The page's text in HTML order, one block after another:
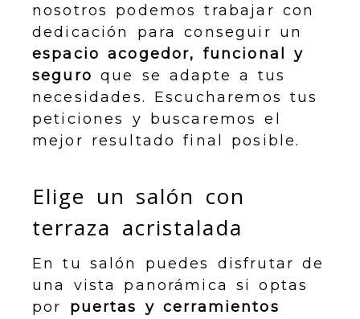
nosotros podemos trabajar con
dedicación para conseguir un
espacio acogedor, funcional y
seguro que se adapte a tus
necesidades. Escucharemos tus
peticiones y buscaremos el
mejor resultado final posible.
Elige un salón con
terraza acristalada
En tu salón puedes disfrutar de
una vista panorámica si optas
por puertas y cerramientos